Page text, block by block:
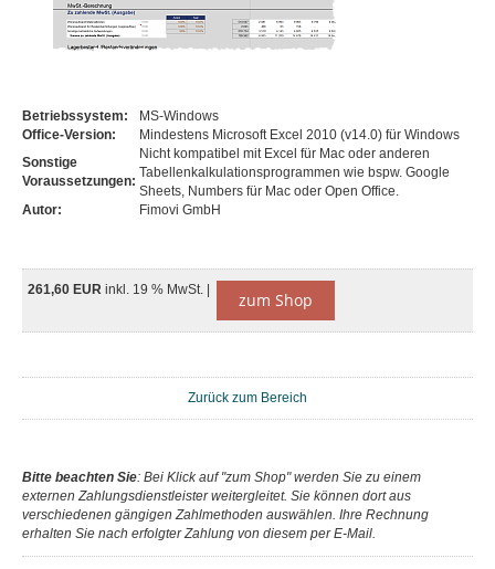
Betriebssystem:
MS-Windows
Office-Version:
Mindestens Microsoft Excel 2010 (v14.0) für Windows
Sonstige
Voraussetzungen:
Nicht kompatibel mit Excel für Mac oder anderen
Tabellenkalkulationsprogrammen wie bspw. Google
Sheets, Numbers für Mac oder Open Office.
Autor:
Fimovi GmbH
261,60 EUR inkl. 19 % MwSt. | zum Shop
Zurück zum Bereich
Bitte beachten Sie: Bei Klick auf "zum Shop" werden Sie zu einem
externen Zahlungsdienstleister weitergleitet. Sie können dort aus
verschiedenen gängigen Zahlmethoden auswählen. Ihre Rechnung
erhalten Sie nach erfolgter Zahlung von diesem per E-Mail.